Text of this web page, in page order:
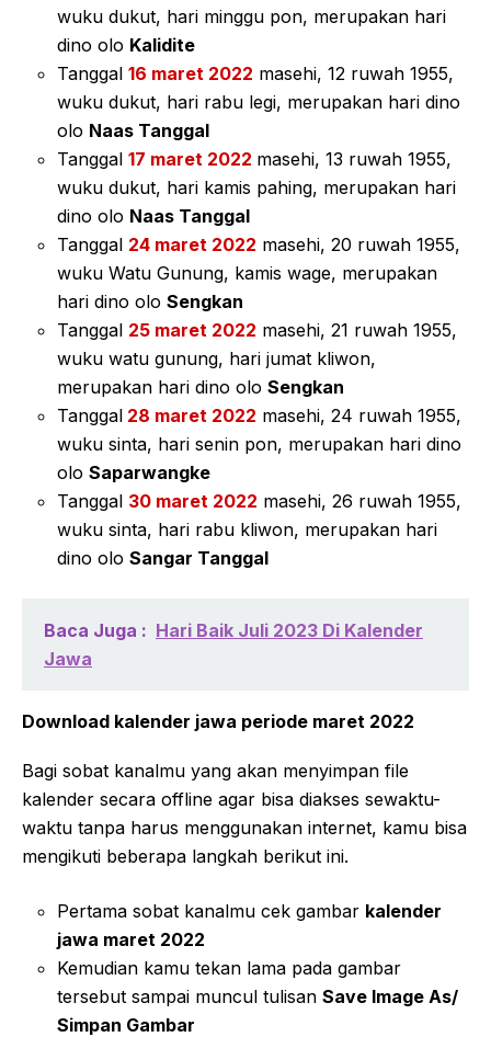
wuku dukut, hari minggu pon, merupakan hari
dino olo Kalidite
Tanggal 16 maret 2022 masehi, 12 ruwah 1955,
wuku dukut, hari rabu legi, merupakan hari dino
olo Naas Tanggal
Tanggal 17 maret 2022 masehi, 13 ruwah 1955,
wuku dukut, hari kamis pahing, merupakan hari
dino olo Naas Tanggal
Tanggal 24 maret 2022 masehi, 20 ruwah 1955,
wuku Watu Gunung, kamis wage, merupakan
hari dino olo Sengkan
Tanggal 25 maret 2022 masehi, 21 ruwah 1955,
wuku watu gunung, hari jumat kliwon,
merupakan hari dino olo Sengkan
Tanggal 28 maret 2022 masehi, 24 ruwah 1955,
wuku sinta, hari senin pon, merupakan hari dino
olo Saparwangke
Tanggal 30 maret 2022 masehi, 26 ruwah 1955,
wuku sinta, hari rabu kliwon, merupakan hari
dino olo Sangar Tanggal
Baca Juga : Hari Baik Juli 2023 Di Kalender
Jawa
Download kalender jawa periode maret 2022
Bagi sobat kanalmu yang akan menyimpan file
kalender secara offline agar bisa diakses sewaktu-
waktu tanpa harus menggunakan internet, kamu bisa
mengikuti beberapa langkah berikut ini.
Pertama sobat kanalmu cek gambar kalender
jawa maret 2022
Kemudian kamu tekan lama pada gambar
tersebut sampai muncul tulisan Save Image As/
Simpan Gambar